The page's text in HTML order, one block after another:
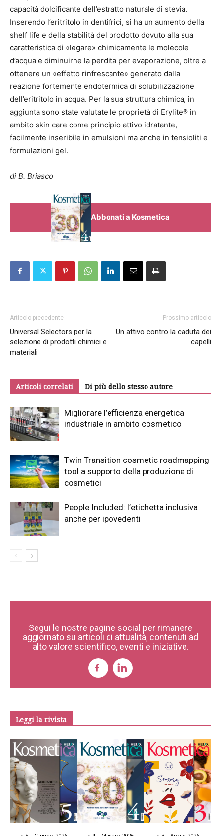
capacità dolcificante dell’estratto naturale di stevia.
Inserendo l’eritritolo in dentifrici, si ha un aumento della
shelf life e della stabilità del prodotto dovuto alla sua
caratteristica di «legare» chimicamente le molecole
d’acqua e diminuirne la perdita per evaporazione, oltre a
ottenere un «effetto rinfrescante» generato dalla
reazione fortemente endotermica di solubilizzazione
dell’eritritolo in acqua. Per la sua struttura chimica, in
aggiunta sono state valutate le proprietà di Erylite® in
ambito skin care come principio attivo idratante,
facilmente inseribile in emulsioni ma anche in tensioliti e
formulazioni gel.
di B. Briasco
Abbonati a Kosmetica
Articolo precedente
Universal Selectors per la
selezione di prodotti chimici e
materiali
Prossimo articolo
Un attivo contro la caduta dei
capelli
Articoli correlati Di più dello stesso autore
Migliorare l’efficienza energetica
industriale in ambito cosmetico
Twin Transition cosmetic roadmapping
tool a supporto della produzione di
cosmetici
People Included: l’etichetta inclusiva
anche per ipovedenti
Segui le nostre pagine social per rimanere
aggiornato su articoli di attualità, contenuti ad
alto valore scientifico, eventi e iniziative.
Leggi la rivista